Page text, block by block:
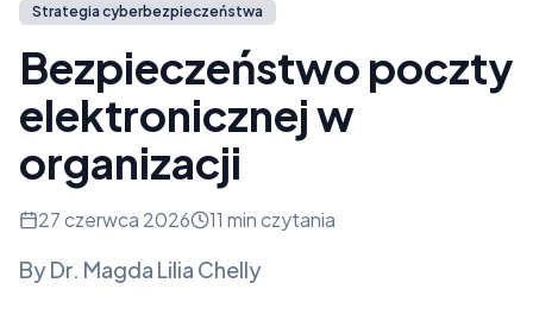
Strategia cyberbezpieczeństwa
Bezpieczeństwo poczty
elektronicznej w
organizacji
27 czerwca 2026 11 min czytania
ByDr. Magda Lilia Chelly